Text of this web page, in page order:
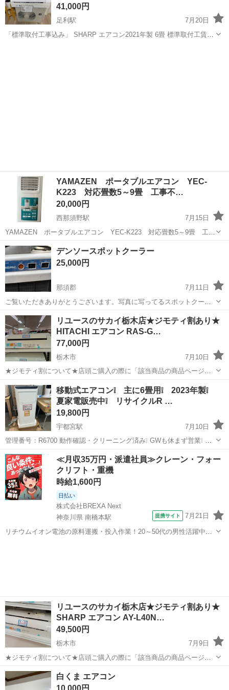
41,000円
足利駅
7月20日
「標準取付工事込み」 SHARP エアコン2021年製 6畳 標準取付工賃込
YAMAZEN ポータブルエアコン YEC-
K223 対応畳数5～9畳 工事不…
20,000円
西那須野駅
7月15日
YAMAZEN ポータブルエアコン YEC-K223 対応畳数5～9畳 工事
不要 除湿機能付 リモコン有 パワフル ■型番：YEC-K223 ■タイ
プ：床置き ■電源：100V ■冷房対応畳数(目安)：5～9畳 ■冷房(...
栃木 那須塩原市 西那須野駅
デンソースポットクーラー
25,000円
那須郡
7月11日
ご覧いただきありがとうございます。写真に写ってるスポットクーラ
ーの出品です。 家で使っていましたが使う機会がなく置いておいたら
風が出るホース部分がボロボロになってしまいました。10分くらい試
運転してましたが異常ななく冷たい...
栃木 那須郡 季節、空調家電
リユースのサカイ栃木店★ジモティ割あり★
HITACHI エアコン RAS-G…
77,000円
栃木市
7月10日
★ジモティ割について★店頭ご購入の際に「該当商品の商品ページ」
をスタッフまでお見せいただくことでジモティ限定価格（掲載価格の
10%OFF）でご購入が可能です。 ぜひ店頭にてスタッフまでお伝えく
ださいませ。尚お会計後のご申告...
栃木 栃木市 季節、空調家電 サカイ
移動式エアコン❕ 主に6畳用❕ 2023年製❕
夏家電販売中❕ リサイクルR …
19,800円
宇都宮駅
7月10日
管理番号：R6700 動作確認・クリーニング済み❕ GWも休まず営業❕ 現
物確認OK❕ 即日お持ちかえりOK❕ お持ち帰り用に軽トラ無料貸し出し
(時間制限有り)も行っております❕ その他に...
栃木 宇都宮市 宇都宮駅 季節、空調家電
ヤフーオークション
≪月収35万円・派遣社員≫クレーン・フォー
クリフト・重機
時給1,600円
日払い
株式会社BREXA Next
神奈川県 南橋本駅
提携サイト 7月21日
リチウムイオン電池の原料運搬・投入作業！20～50代の男性活躍中★
リユースのサカイ栃木店★ジモティ割あり★
SHARP エアコン AY-L40N…
49,500円
栃木市
7月9日
★ジモティ割について★店頭ご購入の際に「該当商品の商品ページ」
をスタッフまでお見せいただくことでジモティ限定価格（掲載価格の
10%OFF）でご購入が可能です。 ぜひ店頭にてスタッフまでお伝えく
ださいませ。尚お会計後のご申告...
栃木 栃木市 季節、空調家電
白くま エアコン
10,000円